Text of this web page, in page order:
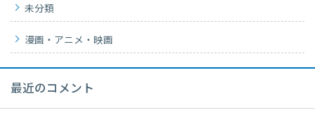
未分類
漫画・アニメ・映画
最近のコメント